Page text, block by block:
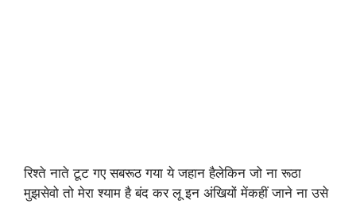
रिश्ते नाते टूट गए सबरूठ गया ये जहान हैलेकिन जो ना रूठा
मुझसेवो तो मेरा श्याम है बंद कर लू इन अंखियों मेंकहीं जाने ना उसे